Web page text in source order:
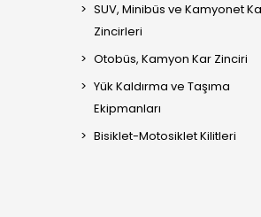
SUV, Minibüs ve Kamyonet
Zincirleri
Otobüs, Kamyon Kar Zinciri
Yük Kaldırma ve Taşıma
Ekipmanları
Bisiklet-Motosiklet Kilitleri